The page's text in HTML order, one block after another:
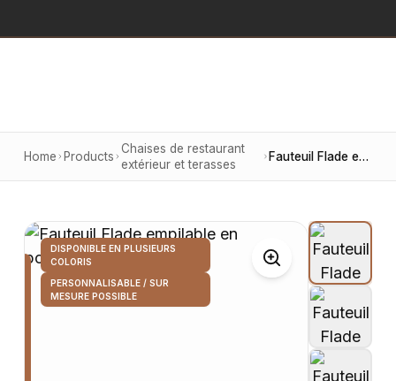
Home Products
Chaises de restaurant
extérieur et terasses
Fauteuil Flade empilable en polypropylène taupe
DISPONIBLE EN PLUSIEURS
COLORIS
PERSONNALISABLE / SUR
MESURE POSSIBLE